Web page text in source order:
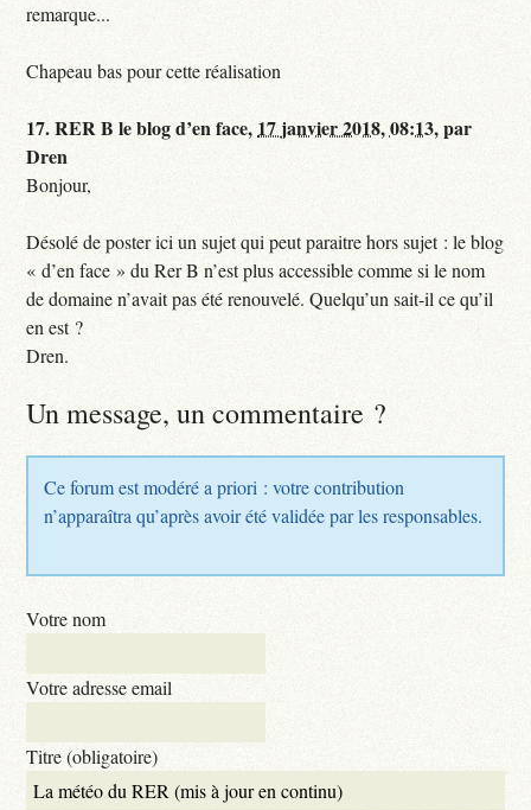
remarque...
Chapeau bas pour cette réalisation
17.RER B le blog d’en face, 17 janvier 2018, 08:13,par
Dren
Bonjour,
Désolé de poster ici un sujet qui peut paraitre hors sujet : le blog
« d’en face » du Rer B n’est plus accessible comme si le nom
de domaine n’avait pas été renouvelé. Quelqu’un sait-il ce qu’il
en est ?
Dren.
Un message, un commentaire ?
Ce forum est modéré a priori : votre contribution
n’apparaîtra qu’après avoir été validée par les responsables.
Votre nom
Votre adresse email
Titre (obligatoire)